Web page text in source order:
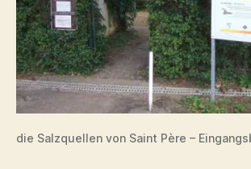
die Salzquellen von Saint Père –